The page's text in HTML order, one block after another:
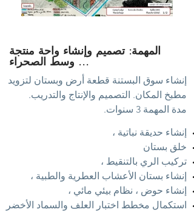
المهمة: تصميم وإنشاء واحة منتجة
وسط الصحراء ...
إنشاء سوق البستنة قطعة أرض وبستان لتزويد
مطبخ المكان. ​ التصميم والإنتاج والتدريب.
مدة المهمة 3 سنوات.
إنشاء حديقة نباتية ،
خلق بستان
تركيب الري بالتنقيط ،
إنشاء بستان الأعشاب العطرية والطبية ،
إنشاء حوض ، نظام بيئي مائي ،
استكمال مخطط اختبار العلف والسماد الأخضر